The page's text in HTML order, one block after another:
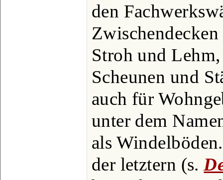
den
Stroh und
Scheunen und
auch für
unter dem
als
der letztern (s.